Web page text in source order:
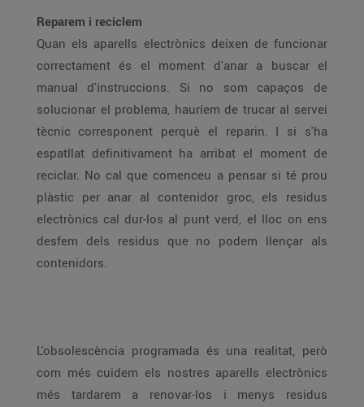
Reparem i reciclem
Quan els aparells electrònics deixen de funcionar
correctament és el moment d'anar a buscar el
manual d'instruccions. Si no som capaços de
solucionar el problema, hauríem de trucar al servei
tècnic corresponent perquè el reparin. I si s'ha
espatllat definitivament ha arribat el moment de
reciclar. No cal que comenceu a pensar si té prou
plàstic per anar al contenidor groc, els residus
electrònics cal dur-los al punt verd, el lloc on ens
desfem dels residus que no podem llençar als
contenidors.
L'obsolescència programada és una realitat, però
com més cuidem els nostres aparells electrònics
més tardarem a renovar-los i menys residus